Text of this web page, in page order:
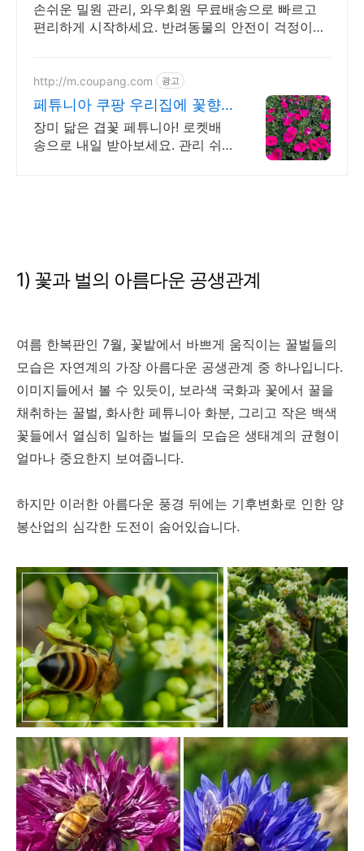
손쉬운 밀원 관리, 와우회원 무료배송으로 빠르고
편리하게 시작하세요. 반려동물의 안전이 걱정이라
http://m.coupang.com 광고
페튜니아 쿠팡 우리집에 꽃향
기를
장미 닮은 겹꽃 페튜니아! 로켓배
송으로 내일 받아보세요. 관리 쉬
1) 꽃과 벌의 아름다운 공생관계
여름 한복판인 7월, 꽃밭에서 바쁘게 움직이는 꿀벌들의
모습은 자연계의 가장 아름다운 공생관계 중 하나입니다.
이미지들에서 볼 수 있듯이, 보라색 국화과 꽃에서 꿀을
채취하는 꿀벌, 화사한 페튜니아 화분, 그리고 작은 백색
꽃들에서 열심히 일하는 벌들의 모습은 생태계의 균형이
얼마나 중요한지 보여줍니다.
하지만 이러한 아름다운 풍경 뒤에는 기후변화로 인한 양
봉산업의 심각한 도전이 숨어있습니다.